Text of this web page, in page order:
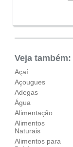
Veja também:
Açaí
Açougues
Adegas
Água
Alimentação
Alimentos
Naturais
Alimentos para